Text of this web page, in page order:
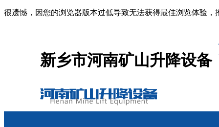
很遗憾，因您的浏览器版本过低导致无法获得最佳浏览体验，
新乡市河南矿山升降设备